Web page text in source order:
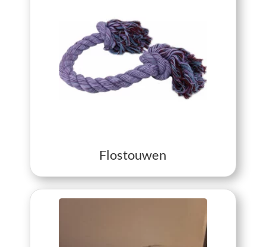
Flostouwen